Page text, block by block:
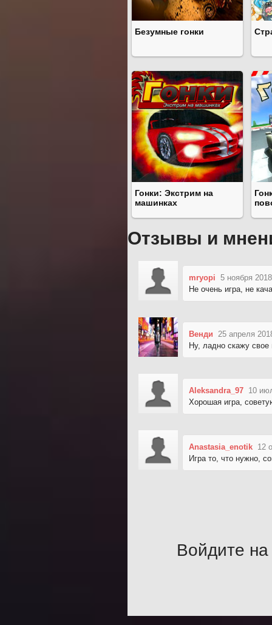
Безумные гонки
Гонки: Экстрим на
машинках
Отзывы и
mryopi 5 ноября
Не очень игра, не
Венди
25 апреля
Ну, ладно скажу свое
Aleksandra_97 10
Хорошая игра,
Anastasia_enotik 12
Игра то, что нужно,
Войдите на